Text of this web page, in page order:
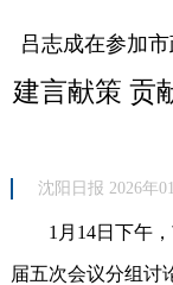
吕志成在参加
建言献策 贡
沈阳日报 2026年
1月14日下午，
届五次会议分组讨